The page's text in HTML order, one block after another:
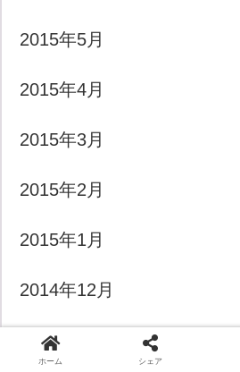
2015年5月
2015年4月
2015年3月
2015年2月
2015年1月
2014年12月
2014年11月
ホーム シェア